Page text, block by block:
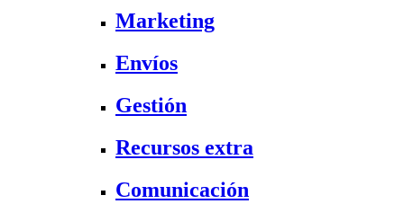
Marketing
Envíos
Gestión
Recursos extra
Comunicación